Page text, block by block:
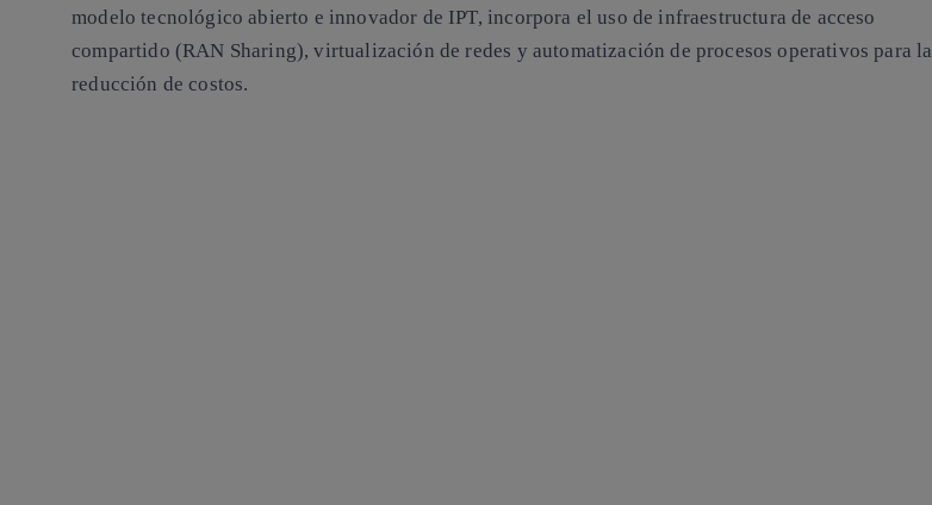
modelo tecnológico abierto e innovador de IPT, incorpora el uso de infraestructura de acceso
compartido (RAN Sharing), virtualización de redes y automatización de procesos operativos para la
reducción de costos.